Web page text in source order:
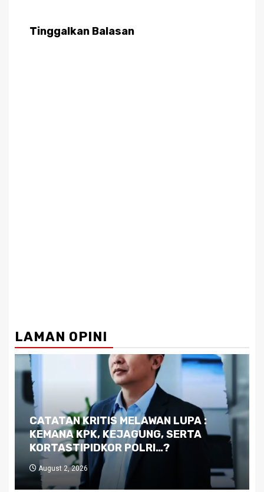
Tinggalkan Balasan
LAMAN OPINI
Dilema Kaltim di Tengah Krisis:
Kutukan Sumber Daya Alam dan
Pemimpin yang Tak Kreatif
July 29, 2026